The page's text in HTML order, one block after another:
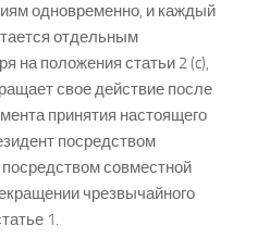
одновременно, и каждый
отдельным
на положения статьи 2 (c),
свое действие после
принятия настоящего
посредством
совместной
чрезвычайного
1.